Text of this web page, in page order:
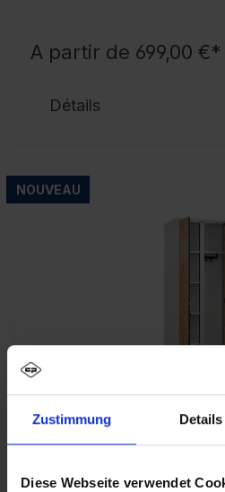
Zustimmung Details
Diese Webseite verwendet
A partir de 699,00 €*
Détails
NOUVEAU
C+P Vestiaire pour